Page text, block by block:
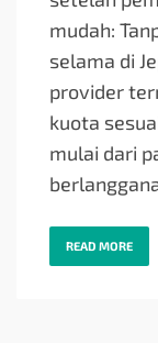
mudah:
selama di
provider
kuota
mulai dari
READ MORE